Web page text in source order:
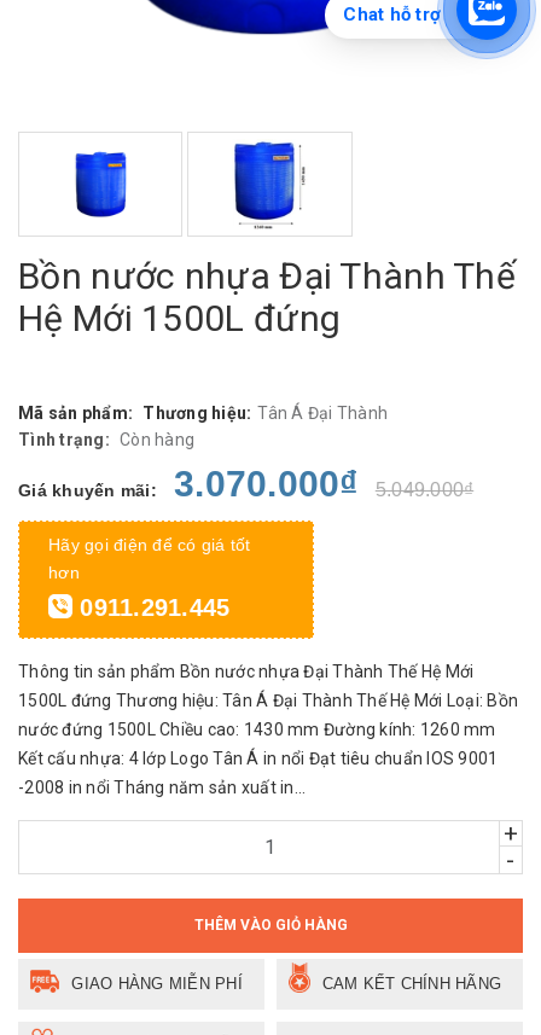
Bồn nước nhựa Đại Thành Thế
Hệ Mới 1500L đứng
Mã sản phẩm: Thương hiệu: Tân Á Đại Thành
Tình trạng: Còn hàng
Giá khuyến mãi: 3.070.000₫ 5.049.000₫
Hãy gọi điện để có giá tốt
hơn
0911.291.445
Thông tin sản phẩm Bồn nước nhựa Đại Thành Thế Hệ Mới
1500L đứng Thương hiệu: Tân Á Đại Thành Thế Hệ Mới Loại: Bồn
nước đứng 1500L Chiều cao: 1430 mm Đường kính: 1260 mm
Kết cấu nhựa: 4 lớp Logo Tân Á in nổi Đạt tiêu chuẩn IOS 9001
-2008 in nổi Tháng năm sản xuất in...
+
-
THÊM VÀO GIỎ HÀNG
GIAO HÀNG MIỄN PHÍ CAM KẾT CHÍNH HÃNG
Chat hỗ trợ